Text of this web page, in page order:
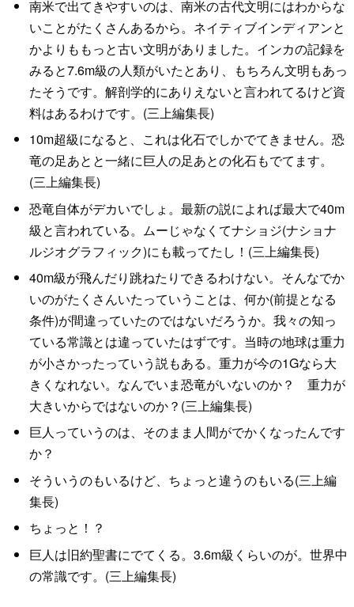
南米で出てきやすいのは、南米の古代文明にはわからな
いことがたくさんあるから。ネイティブインディアンと
かよりももっと古い文明がありました。インカの記録を
みると7.6m級の人類がいたとあり、もちろん文明もあっ
たそうです。解剖学的にありえないと言われてるけど資
料はあるわけです。(三上編集長)
10m超級になると、これは化石でしかでてきません。恐
竜の足あとと一緒に巨人の足あとの化石もでてます。
(三上編集長)
恐竜自体がデカいでしょ。最新の説によれば最大で40m
級と言われている。ムーじゃなくてナショジ(ナショナ
ルジオグラフィック)にも載ってたし！(三上編集長)
40m級が飛んだり跳ねたりできるわけない。そんなでか
いのがたくさんいたっていうことは、何か(前提となる
条件)が間違っていたのではないだろうか。我々の知っ
ている常識とは違っていたはずです。当時の地球は重力
が小さかったっていう説もある。重力が今の1Gなら大
きくなれない。なんでいま恐竜がいないのか？ 重力が
大きいからではないのか？(三上編集長)
巨人っていうのは、そのまま人間がでかくなったんです
か？
そういうのもいるけど、ちょっと違うのもいる(三上編
集長)
ちょっと！？
巨人は旧約聖書にでてくる。3.6m級くらいのが。世界中
の常識です。(三上編集長)